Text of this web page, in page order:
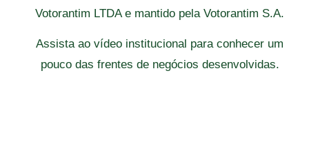
Votorantim LTDA e mantido pela Votorantim S.A.
Assista ao vídeo institucional para conhecer um
pouco das frentes de negócios desenvolvidas.